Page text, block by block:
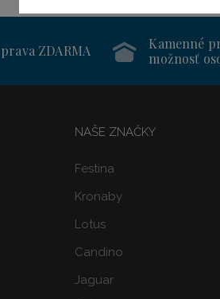
ZDARMA
Kamenné
možnosť
NAŠE ZNAČKY
Festina
Kronaby
Lotus
Candino
Jaguar